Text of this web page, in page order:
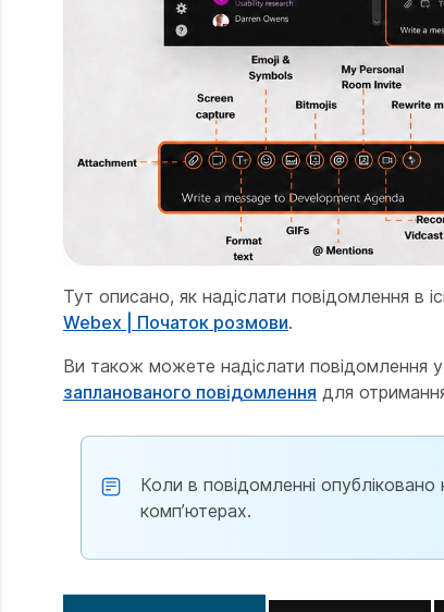
Тут описано, як надіслати повідомлення в
Webex | Початок розмови.
Ви також можете надіслати повідомлення
запланованого повідомлення для
Коли в повідомленні опубліковано
комп’ютерах.